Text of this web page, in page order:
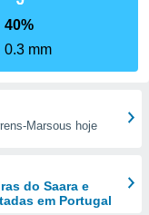
40%
0.3 mm
Marsous hoje
do Saara e
em Portugal